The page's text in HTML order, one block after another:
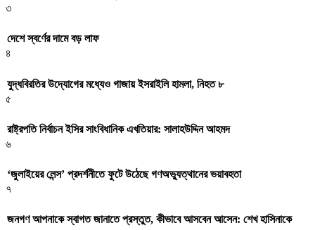
৩
দেশে স্বর্ণের দামে বড় লাফ
৪
যুদ্ধবিরতির উদ্যোগের মধ্যেও গাজায় ইসরাইলি হামলা, নিহত ৮
৫
রাষ্ট্রপতি নির্বাচন ইসির সাংবিধানিক এখতিয়ার: সালাহউদ্দিন আহমদ
৬
‘জুলাইয়ের লেন্স’ প্রদর্শনীতে ফুটে উঠেছে গণঅভ্যুত্থানের ভয়াবহতা
৭
জনগণ আপনাকে স্বাগত জানাতে প্রস্তুত, কীভাবে আসবেন আসেন: শেখ হাসিনাকে